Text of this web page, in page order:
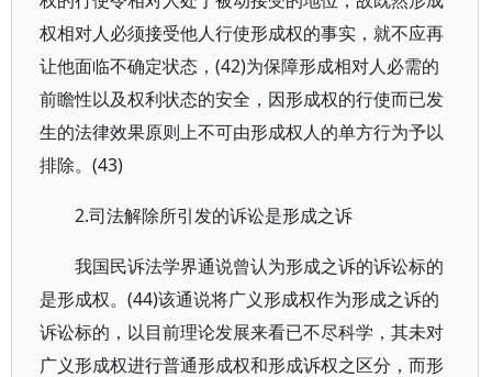
权相对人必须接受他人行使形成权的事实，就不应再
让他面临不确定状态，(42)为保障形成相对人必需的
前瞻性以及权利状态的安全，因形成权的行使而已发
生的法律效果原则上不可由形成权人的单方行为予以
排除。(43)
2.司法解除所引发的诉讼是形成之诉
我国民诉法学界通说曾认为形成之诉的诉讼标的
是形成权。(44)该通说将广义形成权作为形成之诉的
诉讼标的，以目前理论发展来看已不尽科学，其未对
广义形成权进行普通形成权和形成诉权之区分，而形